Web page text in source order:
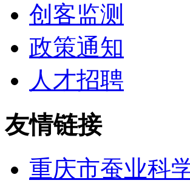
创客监测
政策通知
人才招聘
友情链接
重庆市蚕业科